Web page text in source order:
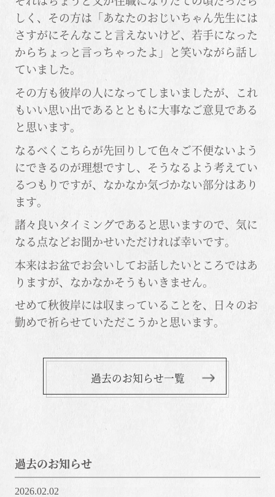
しく、その方は「あなたのおじいちゃん先生には
さすがにそんなこと言えないけど、若手になった
からちょっと言っちゃったよ」と笑いながら話し
ていました。
その方も彼岸の人になってしまいましたが、これ
もいい思い出であるとともに大事なご意見である
と思います。
なるべくこちらが先回りして色々ご不便ないよう
にできるのが理想ですし、そうなるよう考えてい
るつもりですが、なかなか気づかない部分はあり
ます。
諸々良いタイミングであると思いますので、気に
なる点などお聞かせいただければ幸いです。
本来はお盆でお会いしてお話したいところではあ
りますが、なかなかそうもいきません。
せめて秋彼岸には収まっていることを、日々のお
勤めで祈らせていただこうかと思います。
過去のお知らせ一覧
過去のお知らせ
2026.02.02